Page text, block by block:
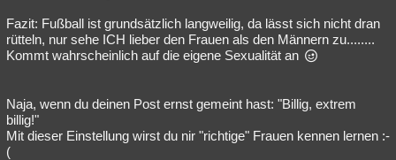
Fazit: Fußball ist grundsätzlich langweilig, da lässt sich nicht dran
rütteln, nur sehe ICH lieber den Frauen als den Männern zu........
Kommt wahrscheinlich auf die eigene Sexualität an
Naja, wenn du deinen Post ernst gemeint hast: "Billig, extrem
billig!"
Mit dieser Einstellung wirst du nir "richtige" Frauen kennen lernen :-
(